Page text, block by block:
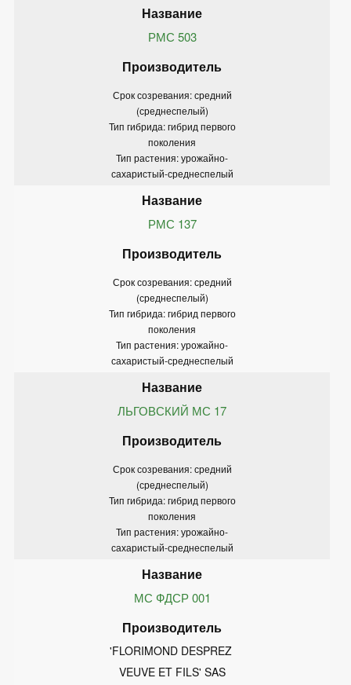
РМС 503
Срок созревания: средний
(среднеспелый)
Тип гибрида: гибрид первого
поколения
Тип растения: урожайно-
сахаристый-среднеспелый
РМС 137
Срок созревания: средний
(среднеспелый)
Тип гибрида: гибрид первого
поколения
Тип растения: урожайно-
сахаристый-среднеспелый
ЛЬГОВСКИЙ МС 17
Срок созревания: средний
(среднеспелый)
Тип гибрида: гибрид первого
поколения
Тип растения: урожайно-
сахаристый-среднеспелый
МС ФДСР 001
'FLORIMOND DESPREZ
VEUVE ET FILS' SAS